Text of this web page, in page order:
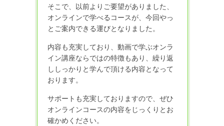
そこで、以前よりご要望がありました、
オンラインで学べるコースが、今回やっ
とご案内できる運びとなりました。
内容も充実しており、動画で学ぶオンラ
イン講座ならではの特徴もあり、繰り返
ししっかりと学んで頂ける内容となって
おります。
サポートも充実しておりますので、ぜひ
オンラインコースの内容をじっくりとお
確かめください。